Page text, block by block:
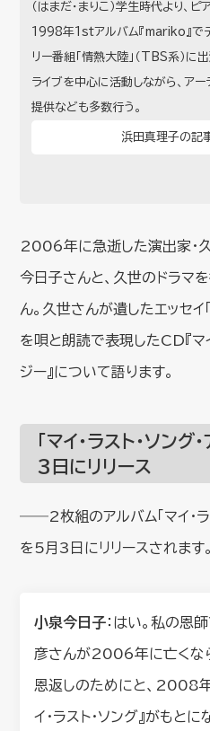
（はまだ・まりこ）学生時代より、
1998年1stアルバム『mariko』で
リー番組「情熱大陸」（TBS系）に
ライブを中心に活動しながら、アー
提供なども多数行う。
浜田真理子の記
2006年に急逝した演出家・
今日子さんと、久世のドラマ
ん。久世さんが遺したエッセイ
を唄と朗読で表現したCD『マイ
ジー』について語ります。
「マイ・ラスト・ソング
3日にリリース
――2枚組のアルバム「マイ・ラ
を5月3日にリリースされます。
小泉今日子：はい。私の恩
彦さんが2006年に亡くな
恩返しのためにと、2008
イ・ラスト・ソング』がもとに